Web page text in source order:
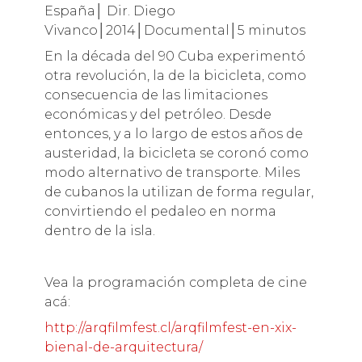
España│ Dir. Diego
Vivanco│2014│Documental│5 minutos
En la década del 90 Cuba experimentó
otra revolución, la de la bicicleta, como
consecuencia de las limitaciones
económicas y del petróleo. Desde
entonces, y a lo largo de estos años de
austeridad, la bicicleta se coronó como
modo alternativo de transporte. Miles
de cubanos la utilizan de forma regular,
convirtiendo el pedaleo en norma
dentro de la isla.
Vea la programación completa de cine
acá:
http://arqfilmfest.cl/arqfilmfest-en-xix-
bienal-de-arquitectura/